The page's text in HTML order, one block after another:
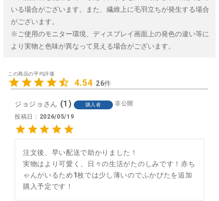
いる場合がございます。また、繊維上に毛羽立ちが発生する場合
がございます。
※ご使用のモニター環境、ディスプレイ画面上の発色の違い等に
より実物と色味が異なって見える場合がございます。
4.54 26
ジョジョ 1 購入者
非公開
投稿日
2026/05/19
注文後、早い配送で助かりました！
実物はより可愛く、日々の生活がたのしみです！赤ち
ゃんがいるため1枚では少し薄いのでふかぴたを追加
購入予定です！